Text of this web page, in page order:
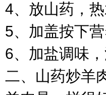
4、放山药，
5、加盖按下营
6、加盐调味
二、山药炒羊